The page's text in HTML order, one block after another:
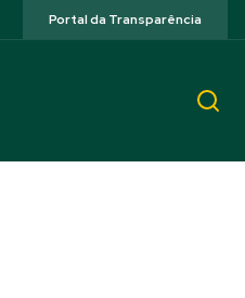
Portal da Transparência